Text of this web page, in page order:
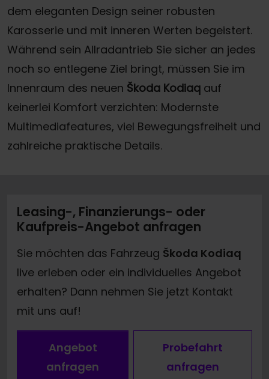
dem eleganten Design seiner robusten
Karosserie und mit inneren Werten begeistert.
Während sein Allradantrieb Sie sicher an jedes
noch so entlegene Ziel bringt, müssen Sie im
Innenraum des neuen Škoda Kodiaq auf
keinerlei Komfort verzichten: Modernste
Multimediafeatures, viel Bewegungsfreiheit und
zahlreiche praktische Details.
Leasing-, Finanzierungs- oder
Kaufpreis-Angebot anfragen
Sie möchten das Fahrzeug Škoda Kodiaq
live erleben oder ein individuelles Angebot
erhalten? Dann nehmen Sie jetzt Kontakt
mit uns auf!
Angebot
anfragen
Probefahrt
anfragen